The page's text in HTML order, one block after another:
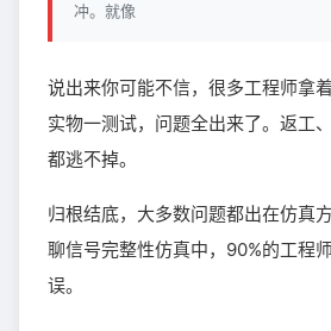
冲。就像
说出来你可能不信，很多工程师拿
实物一测试，问题全出来了。返工
都逃不掉。
归根结底，大多数问题都出在仿真
聊信号完整性仿真中，90%的工程
误。